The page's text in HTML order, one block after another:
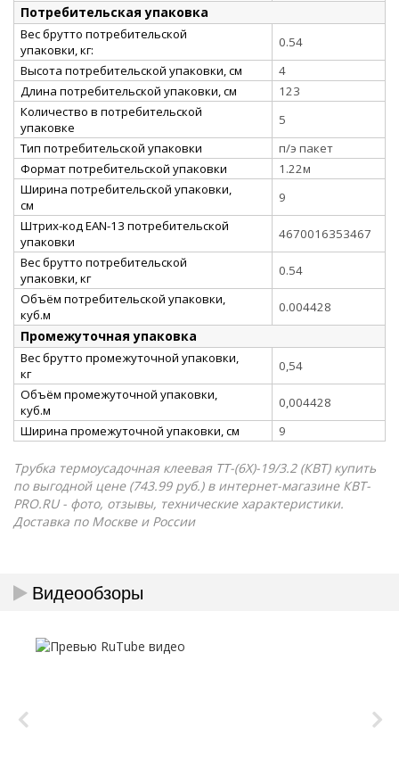
Потребительская упаковка
Вес брутто потребительской
упаковки, кг:
0.54
Высота потребительской упаковки, см
4
Длина потребительской упаковки, см
123
Количество в потребительской
упаковке
5
Тип потребительской упаковки
п/э пакет
Формат потребительской упаковки
1.22м
Ширина потребительской упаковки,
см
9
Штрих-код EAN-13 потребительской
упаковки
4670016353467
Вес брутто потребительской
упаковки, кг
0.54
Объём потребительской упаковки,
куб.м
0.004428
Промежуточная упаковка
Вес брутто промежуточной упаковки,
кг
0,54
Объём промежуточной упаковки,
куб.м
0,004428
Ширина промежуточной упаковки, см
9
Трубка термоусадочная клеевая ТТ-(6Х)-19/3.2 (КВТ) купить
по выгодной цене (743.99 руб.) в интернет-магазине КВТ-
PRO.RU - фото, отзывы, технические характеристики.
Доставка по Москве и России
Видеообзоры